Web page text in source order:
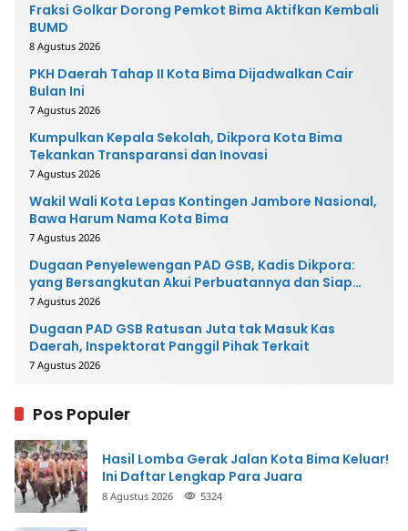
Fraksi Golkar Dorong Pemkot Bima Aktifkan Kembali
BUMD
8 Agustus 2026
PKH Daerah Tahap II Kota Bima Dijadwalkan Cair
Bulan Ini
7 Agustus 2026
Kumpulkan Kepala Sekolah, Dikpora Kota Bima
Tekankan Transparansi dan Inovasi
7 Agustus 2026
Wakil Wali Kota Lepas Kontingen Jambore Nasional,
Bawa Harum Nama Kota Bima
7 Agustus 2026
Dugaan Penyelewengan PAD GSB, Kadis Dikpora:
yang Bersangkutan Akui Perbuatannya dan Siap
Mengembalikan Uang
7 Agustus 2026
Dugaan PAD GSB Ratusan Juta tak Masuk Kas
Daerah, Inspektorat Panggil Pihak Terkait
7 Agustus 2026
Pos Populer
Hasil Lomba Gerak Jalan Kota Bima Keluar!
Ini Daftar Lengkap Para Juara
8 Agustus 2026 5324